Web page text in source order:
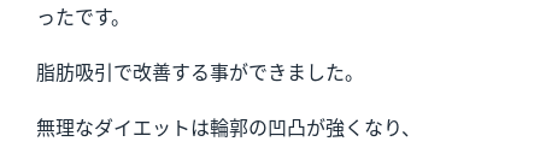
ったです。
脂肪吸引で改善する事ができました。
無理なダイエットは輪郭の凹凸が強くなり、